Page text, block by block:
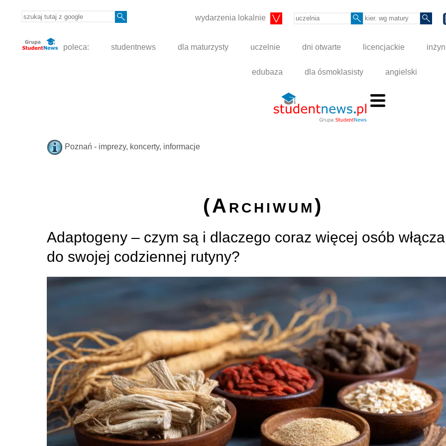
wydarzenia lokalnie
poleca: studentnews dla maturzysty uczelnie dni otwarte licencjackie
edubaza dla ósmoklasisty angielski
Poznań - imprezy, koncerty, informacje
(Archiwum)
Adaptogeny – czym są i dlaczego coraz więcej osób
do swojej codziennej rutyny?